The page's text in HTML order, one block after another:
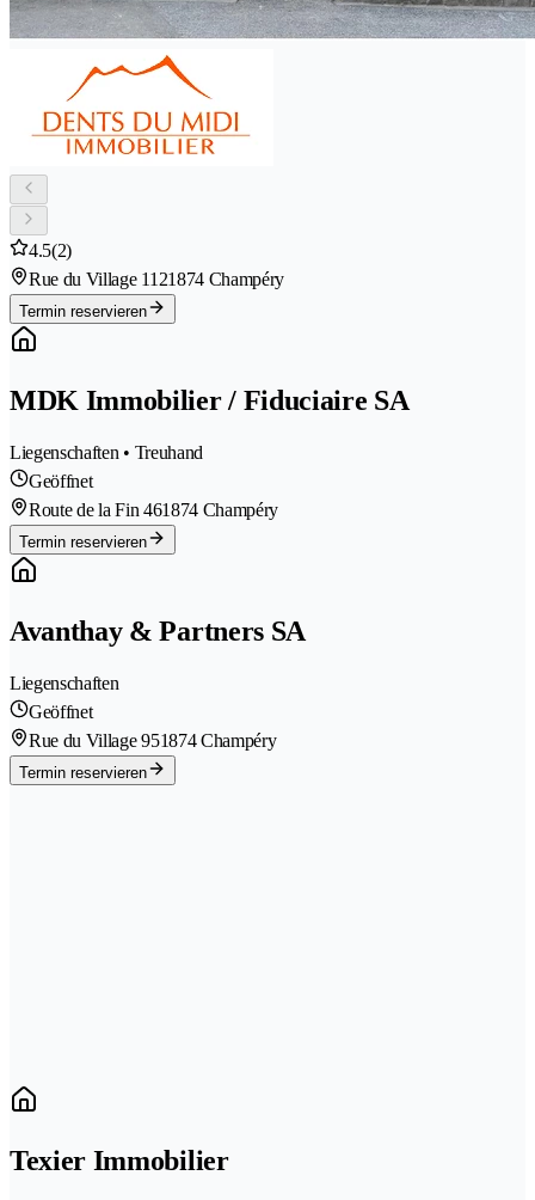
4.5(2)
Rue du Village 1121874 Champéry
Termin reservieren
MDK Immobilier / Fiduciaire SA
Liegenschaften • Treuhand
Geöffnet
Route de la Fin 461874 Champéry
Termin reservieren
Avanthay & Partners SA
Liegenschaften
Geöffnet
Rue du Village 951874 Champéry
Termin reservieren
Texier Immobilier